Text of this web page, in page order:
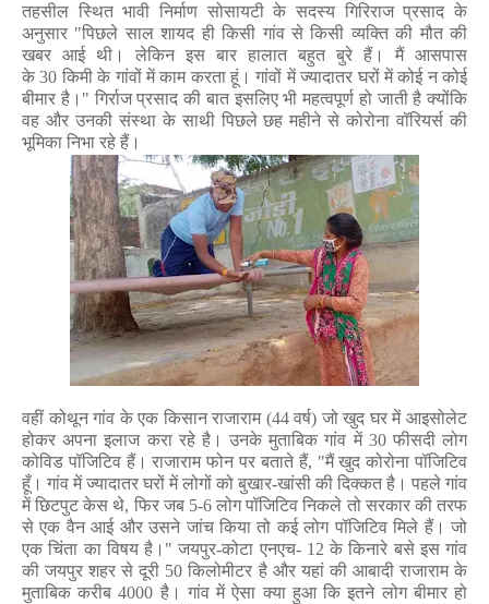
तहसील स्थित भावी निर्माण सोसायटी के सदस्य गिरिराज प्रसाद के
अनुसार "पिछले साल शायद ही किसी गांव से किसी व्यक्ति की मौत की
खबर आई थी। लेकिन इस बार हालात बहुत बुरे हैं। मैं आसपास
के30 किमी के गांवों में काम करता हूं। गांवों में ज्यादातर घरों में कोई न कोई
बीमार है।" गिर्राज प्रसाद की बात इसलिए भी महत्वपूर्ण हो जाती है क्योंकि
वह और उनकी संस्था के साथी पिछले छह महीने से कोरोना वॉरियर्स की
भूमिका निभा रहे हैं।
वहीं कोथून गांव के एक किसान राजाराम (44वर्ष) जो खुद घर में आइसोलेट
होकर अपना इलाज करा रहे है। उनके मुताबिक गांव में 30 फीसदी लोग
कोविड पॉजिटिव हैं। राजाराम फोन पर बताते हैं, "मैं खुद कोरोना पॉजिटिव
हूँ। गांव में ज्यादातर घरों में लोगों को बुखार-खांसी की दिक्कत है। पहले गांव
में छिटपुट केस थे, फिर जब 5-6लोग पॉजिटिव निकले तो सरकार की तरफ
से एक वैन आई और उसने जांच किया तो कई लोग पॉजिटिव मिले हैं। जो
एक चिंता का विषय है।" जयपुर-कोटा एनएच- 12 के किनारे बसे इस गांव
की जयपुर शहर से दूरी 50किलोमीटर है और यहां की आबादी राजाराम के
मुताबिक करीब4000 है। गांव में ऐसा क्या हुआ कि इतने लोग बीमार हो